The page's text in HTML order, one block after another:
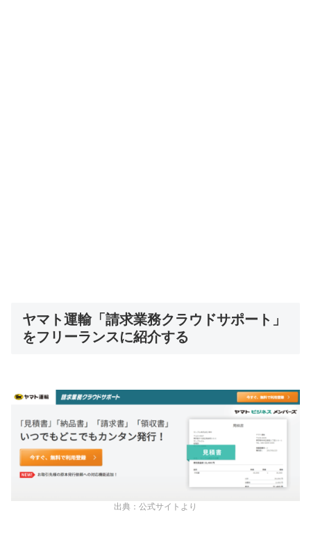
ヤマト運輸「請求業務クラウドサポート」
をフリーランスに紹介する
出典：公式サイトより